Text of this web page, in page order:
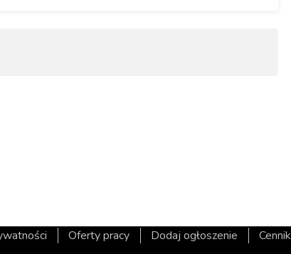
Oferty pracy Dodaj ogłoszenie Cennik